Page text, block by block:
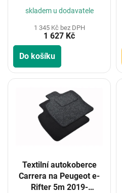
skladem u dodavatele
1 345 Kč bez DPH
1 627 Kč
Do košíku
Textilní autokoberce
Carrera na Peugeot e-
Rifter 5m 2019-